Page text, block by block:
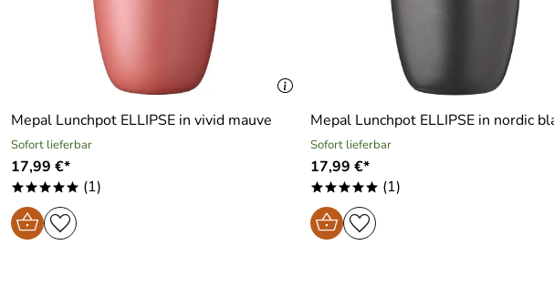
Mepal Lunchpot ELLIPSE in vivid mauve
Sofort lieferbar
17,99 €*
***** (1)
Mepal Lunchpot ELLIPSE in nordic
Sofort lieferbar
17,99 €*
***** (1)